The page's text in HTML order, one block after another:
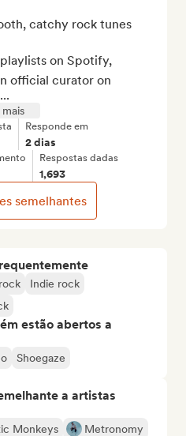
Indie rock
estão abertos a
Shoegaze
a artistas
Monkeys Metronomy
catchy rock tunes
on Spotify,
official curator on
mais
Responde em
2 dias
Respostas dadas
1,693
semelhantes